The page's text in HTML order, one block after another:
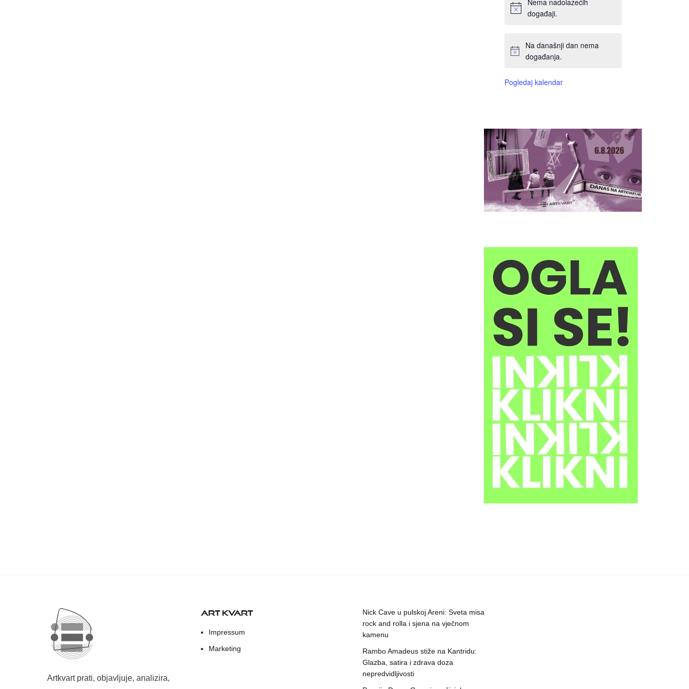
Nema nadolazećih
događaji.
Na današnji dan nema
događanja.
Pogledaj kalendar
Artkvart prati, objavljuje, analizira,
ART KVART
Impressum
Marketing
Nick Cave u pulskoj Areni: Sveta misa
rock and rolla i sjena na vječnom
kamenu
Rambo Amadeus stiže na Kantridu:
Glazba, satira i zdrava doza
nepredvidljivosti